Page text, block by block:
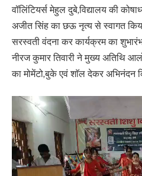
वॉलिंटियर्स मेहुल दुबे,विद्यालय की
अजीत सिंह का छऊ नृत्य से स्वागत
सरस्वती वंदना कर कार्यक्रम का
नीरज कुमार तिवारी ने मुख्य अतिथि
का मोमेंटो,बुके एवं शाॅल देकर अभिनंदन